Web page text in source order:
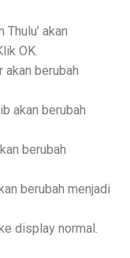
akan
OK.
akan berubah
akan berubah
berubah
berubah menjadi
display normal.